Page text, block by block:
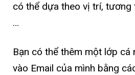
có thể dựa theo vị trí, tương
…
Bạn có thể thêm một lớp cá
vào Email của mình bằng